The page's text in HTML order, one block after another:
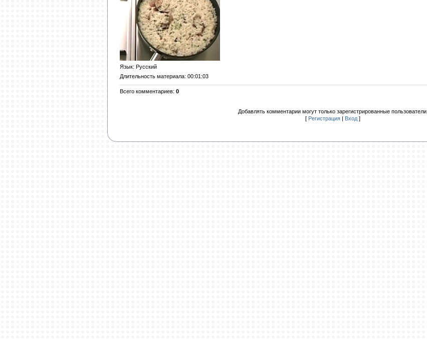
Язык: Русский
Длительность материала: 00:01:03
Всего комментариев: 0
Добавлять комментарии могут только зарегистрированные пользователи.
[ Регистрация | Вход ]